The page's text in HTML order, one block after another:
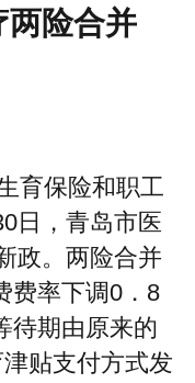
两险合并
育保险和职工
日，青岛市医
政。两险合并
费率下调0．8
待期由原来的
贴支付方式发